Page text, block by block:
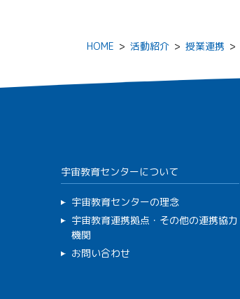
HOME > 活動紹介 > 授業連携 >
宇宙教育センターについて
宇宙教育センターの理念
宇宙教育連携拠点・その他の連携協力
機関
お問い合わせ